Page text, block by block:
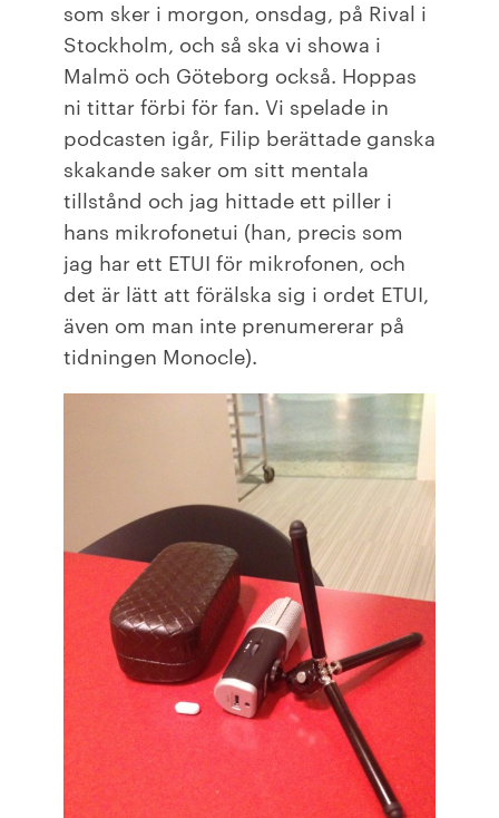
som sker i morgon, onsdag, på Rival i
Stockholm, och så ska vi showa i
Malmö och Göteborg också. Hoppas
ni tittar förbi för fan. Vi spelade in
podcasten igår, Filip berättade ganska
skakande saker om sitt mentala
tillstånd och jag hittade ett piller i
hans mikrofonetui (han, precis som
jag har ett ETUI för mikrofonen, och
det är lätt att förälska sig i ordet ETUI,
även om man inte prenumererar på
tidningen Monocle).